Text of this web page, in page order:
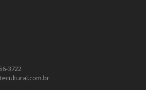
3722